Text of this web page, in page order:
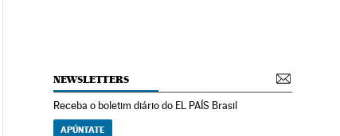
NEWSLETTERS
Receba o boletim diário do EL PAÍS Brasil
APÚNTATE